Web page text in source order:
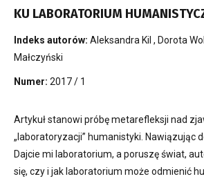
KU LABORATORIUM
Indeks autorów: Aleksandra Kil , Dorota
Małczyński
Numer: 2017 / 1
Artykuł stanowi próbę metarefleksji nad
„laboratoryzacji” humanistyki. Nawiązując
Dajcie mi laboratorium, a poruszę świat,
się, czy i jak laboratorium może odmienić